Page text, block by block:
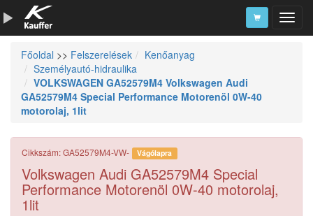
Szerszámkatalógus
Kosár
Alkatrészek
Főoldal >> Felszerelések
Kenőanyag
Személyautó-hidraulika
VOLKSWAGEN GA52579M4 Volkswagen Audi
GA52579M4 Special Performance Motorenöl 0W-40
motorolaj, 1lit
Cikkszám: GA52579M4-VW- Vágólapra
Volkswagen Audi GA52579M4 Special
Performance Motorenöl 0W-40 motorolaj,
1lit